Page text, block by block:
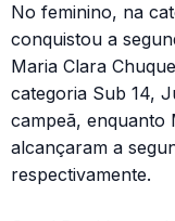
No feminino, na
conquistou a
Maria Clara
categoria Sub 14,
campeã, enquanto
alcançaram a
respectivamente.